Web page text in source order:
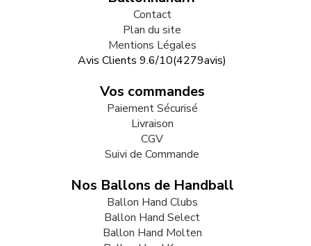
Contact
Plan du site
Mentions Légales
Avis Clients 9.6/10(4279avis)
Vos commandes
Paiement Sécurisé
Livraison
CGV
Suivi de Commande
Nos Ballons de Handball
Ballon Hand Clubs
Ballon Hand Select
Ballon Hand Molten